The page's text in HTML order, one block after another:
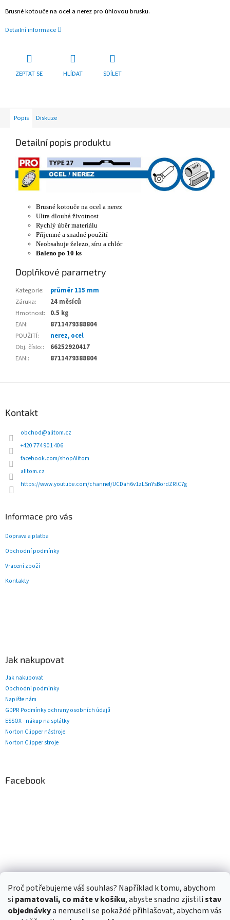
Proč potřebujeme váš souhlas? Například k tomu, abychom
si pamatovali, co máte v košíku, abyste snadno zjistilistav
objednávkya nemuseli se pokaždé přihlašovat, abychom vás
Brusné kotouče na ocel a nerez pro úhlovou brusku.
Detailní informace
ZEPTAT SE HLÍDAT SDÍLET
Popis Diskuze
Detailní popis produktu
Brusné kotouče na ocel a nerez
Ultra dlouhá životnost
Rychlý úběr materiálu
Příjemné a snadné použítí
Neobsahuje železo, síru a chlór
Baleno po 10 ks
Doplňkové parametry
Kategorie:
průměr 115 mm
Záruka:
24 měsíců
Hmotnost:
0.5 kg
EAN:
8711479388804
POUŽITÍ:
nerez, ocel
Obj. číslo::
66252920417
EAN:: 8711479388804
Kontakt
obchod@alitom.cz
+420 774 901 406
facebook.com/shopAlitom
alitom.cz
https://www.youtube.com/channel/UCDah6v1zLSnYsBordZRlC7g
Informace pro vás
Doprava a platba
Obchodní podmínky
Vracení zboží
Kontakty
Jak nakupovat
Jak nakupovat
Obchodní podmínky
Napište nám
GDPR Podmínky ochrany osobních údajů
ESSOX - nákup na splátky
Norton Clipper nástroje
Norton Clipper stroje
Facebook